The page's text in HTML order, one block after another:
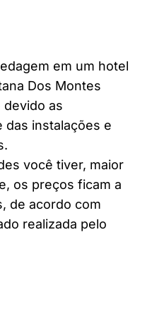
em um hotel
Dos Montes
as
das instalações e
você tiver, maior
os preços ficam a
de acordo com
realizada pelo